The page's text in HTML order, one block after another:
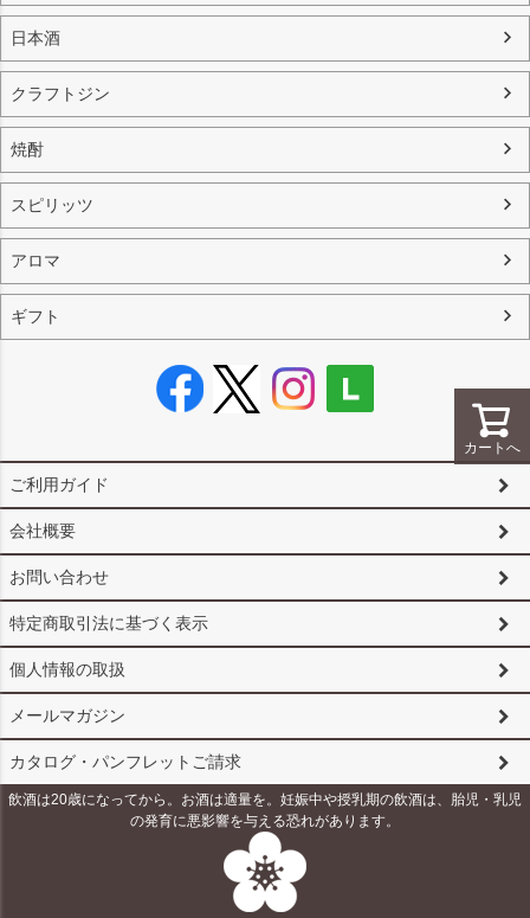
カートへ
日本酒
クラフトジン
焼酎
スピリッツ
アロマ
ギフト
ご利用ガイド
会社概要
お問い合わせ
特定商取引法に基づく表示
個人情報の取扱
メールマガジン
カタログ・パンフレットご請求
飲酒は20歳になってから。お酒は適量を。妊娠中や授乳期の飲酒は、胎児・乳児
の発育に悪影響を与える恐れがあります。